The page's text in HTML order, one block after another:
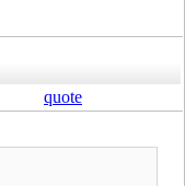
quote